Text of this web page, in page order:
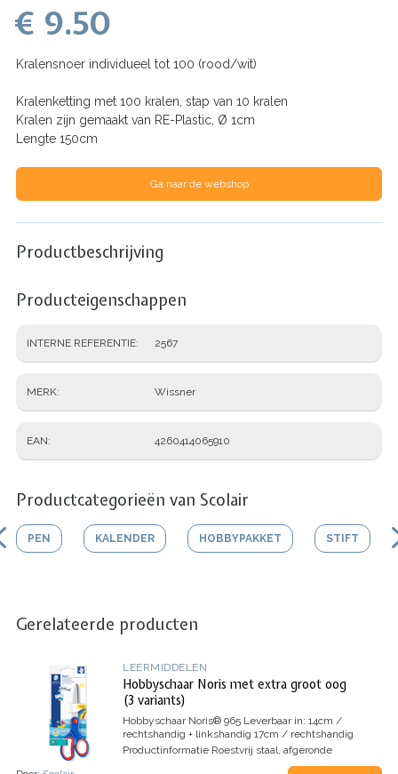
€ 9.50
Kralensnoer individueel tot 100 (rood/wit)
Kralenketting met 100 kralen, stap van 10 kralen
Kralen zijn gemaakt van RE-Plastic, Ø 1cm
Lengte 150cm
Ga naar de webshop
Productbeschrijving
Producteigenschappen
INTERNE REFERENTIE 2567
MERK Wissner
EAN 4260414065910
Productcategorieën van Scolair
PEN KALENDER HOBBYPAKKET STIFT
Gerelateerde producten
LEERMIDDELEN
Hobbyschaar Noris met extra groot oog
(3 variants)
Hobbyschaar Noris® 965 Leverbaar in: 14cm /
rechtshandig + linkshandig 17cm / rechtshandig
Productinformatie Roestvrij staal, afgeronde
Zachte, ergonomische gripzone Lange